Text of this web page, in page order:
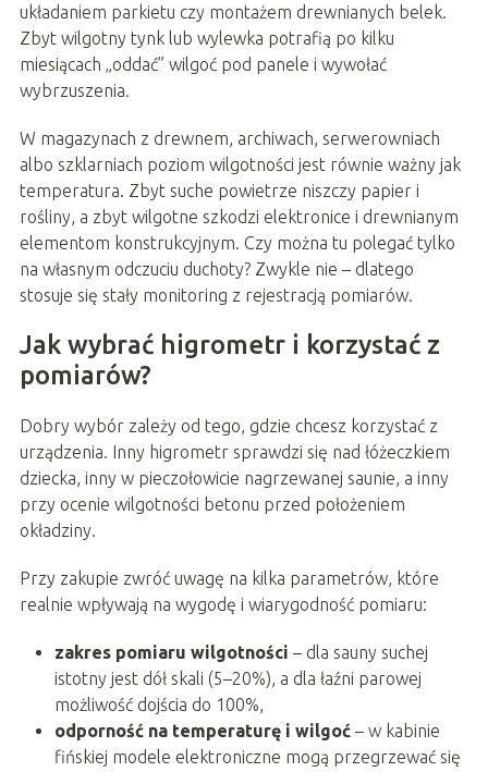
układaniem parkietu czy montażem drewnianych belek.
Zbyt wilgotny tynk lub wylewka potrafią po kilku
miesiącach „oddać” wilgoć pod panele i wywołać
wybrzuszenia.
W magazynach z drewnem, archiwach, serwerowniach
albo szklarniach poziom wilgotności jest równie ważny jak
temperatura. Zbyt suche powietrze niszczy papier i
rośliny, a zbyt wilgotne szkodzi elektronice i drewnianym
elementom konstrukcyjnym. Czy można tu polegać tylko
na własnym odczuciu duchoty? Zwykle nie – dlatego
stosuje się stały monitoring z rejestracją pomiarów.
Jak wybrać higrometr i korzystać z
pomiarów?
Dobry wybór zależy od tego, gdzie chcesz korzystać z
urządzenia. Inny higrometr sprawdzi się nad łóżeczkiem
dziecka, inny w pieczołowicie nagrzewanej saunie, a inny
przy ocenie wilgotności betonu przed położeniem
okładziny.
Przy zakupie zwróć uwagę na kilka parametrów, które
realnie wpływają na wygodę i wiarygodność pomiaru:
zakres pomiaru wilgotności – dla sauny suchej
istotny jest dół skali (5–20%), a dla łaźni parowej
możliwość dojścia do 100%,
odporność na temperaturę i wilgoć– w kabinie
fińskiej modele elektroniczne mogą przegrzewać się